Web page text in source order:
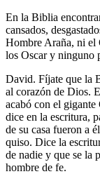
En la Biblia
cansados,
Hombre Araña, ni el
los Oscar y ninguno
David. Fíjate que la
al corazón de Dios.
acabó con el
dice en la escritura,
de su casa fueron a
quiso. Dice la
de nadie y que se la
hombre de fe.